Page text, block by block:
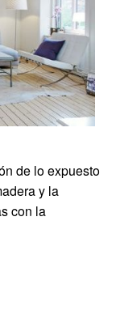
de lo expuesto
y la
con la